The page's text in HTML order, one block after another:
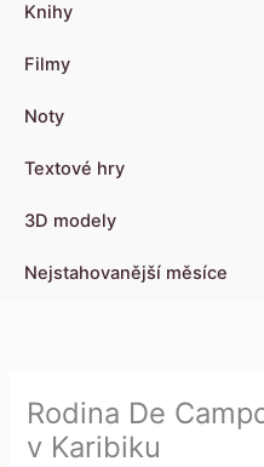
Knihy
Filmy
Noty
Textové hry
3D modely
Nejstahovanější měsíce
Rodina De
v Karibiku